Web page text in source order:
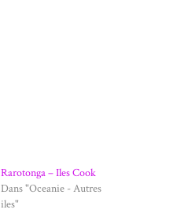
Rarotonga – Iles Cook
Dans "Oceanie - Autres
iles"